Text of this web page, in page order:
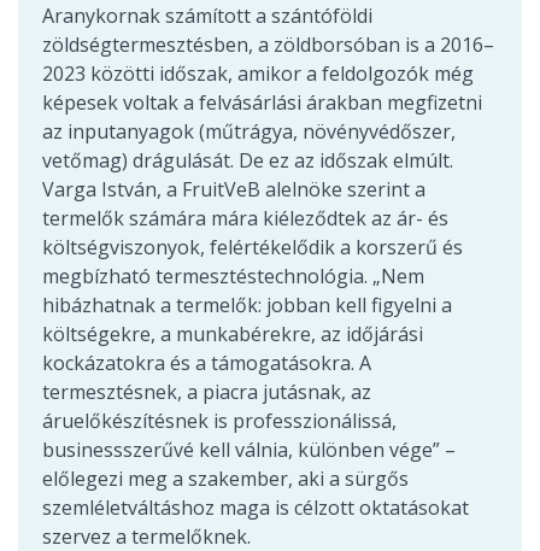
Aranykornak számított a szántóföldi
zöldségtermesztésben, a zöldborsóban is a 2016–
2023 közötti időszak, amikor a feldolgozók még
képesek voltak a felvásárlási árakban megfizetni
az inputanyagok (műtrágya, növényvédőszer,
vetőmag) drágulását. De ez az időszak elmúlt.
Varga István, a FruitVeB alelnöke szerint a
termelők számára mára kiéleződtek az ár- és
költségviszonyok, felértékelődik a korszerű és
megbízható termesztéstechnológia. „Nem
hibázhatnak a termelők: jobban kell figyelni a
költségekre, a munkabérekre, az időjárási
kockázatokra és a támogatásokra. A
termesztésnek, a piacra jutásnak, az
áruelőkészítésnek is professzionálissá,
businessszerűvé kell válnia, különben vége” –
előlegezi meg a szakember, aki a sürgős
szemléletváltáshoz maga is célzott oktatásokat
szervez a termelőknek.